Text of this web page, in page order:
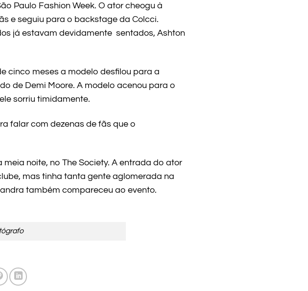
Paulo Fashion Week. O ator cheogu à
e seguiu para o backstage da Colcci.
já estavam devidamente sentados, Ashton
cinco meses a modelo desfilou para a
de Demi Moore. A modelo acenou para o
sorriu timidamente.
falar com dezenas de fãs que o
noite, no The Society. A entrada do ator
mas tinha tanta gente aglomerada na
também compareceu ao evento.